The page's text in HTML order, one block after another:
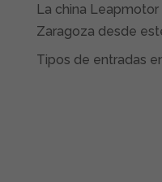
La china
Zaragoza desde
Tipos de entradas